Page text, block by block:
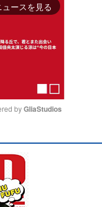
ュースを見る
u
t
by GliaStudios